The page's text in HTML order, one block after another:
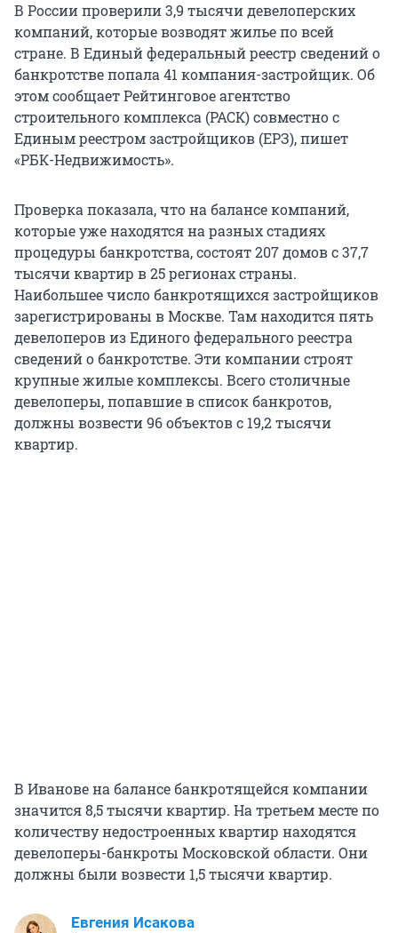
В России проверили 3,9 тысячи девелоперских
компаний, которые возводят жилье по всей
стране. В Единый федеральный реестр сведений о
банкротстве попала 41 компания-застройщик. Об
этом сообщает Рейтинговое агентство
строительного комплекса (РАСК) совместно с
Единым реестром застройщиков (ЕРЗ), пишет
«РБК-Недвижимость».
Проверка показала, что на балансе компаний,
которые уже находятся на разных стадиях
процедуры банкротства, состоят 207 домов с 37,7
тысячи квартир в 25 регионах страны.
Наибольшее число банкротящихся застройщиков
зарегистрированы в Москве. Там находится пять
девелоперов из Единого федерального реестра
сведений о банкротстве. Эти компании строят
крупные жилые комплексы. Всего столичные
девелоперы, попавшие в список банкротов,
должны возвести 96 объектов с 19,2 тысячи
квартир.
В Иванове на балансе банкротящейся компании
значится 8,5 тысячи квартир. На третьем месте по
количеству недостроенных квартир находятся
девелоперы-банкроты Московской области. Они
должны были возвести 1,5 тысячи квартир.
Евгения Исакова